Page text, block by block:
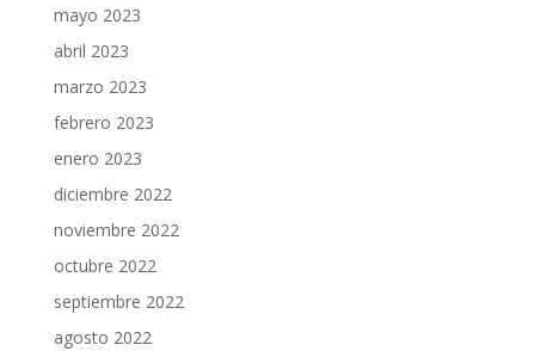
mayo 2023
abril 2023
marzo 2023
febrero 2023
enero 2023
diciembre 2022
noviembre 2022
octubre 2022
septiembre 2022
agosto 2022